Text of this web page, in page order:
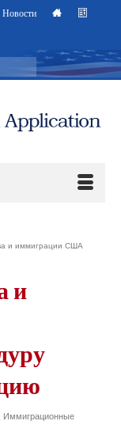
Новости
и иммиграции США
и
Иммиграционные